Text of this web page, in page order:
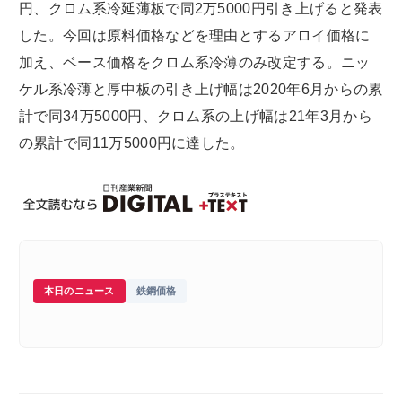
円、クロム系冷延薄板で同2万5000円引き上げると発表
した。今回は原料価格などを理由とするアロイ価格に
加え、ベース価格をクロム系冷薄のみ改定する。ニッ
ケル系冷薄と厚中板の引き上げ幅は2020年6月からの累
計で同34万5000円、クロム系の上げ幅は21年3月から
の累計で同11万5000円に達した。
本日のニュース 鉄鋼価格